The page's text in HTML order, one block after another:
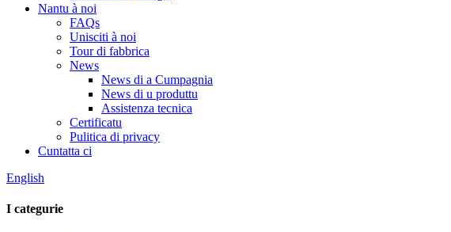
Nantu à noi
FAQs
Unisciti à noi
Tour di fabbrica
News
News di a Cumpagnia
News di u produttu
Assistenza tecnica
Certificatu
Pulitica di privacy
Cuntatta ci
English
I categurie